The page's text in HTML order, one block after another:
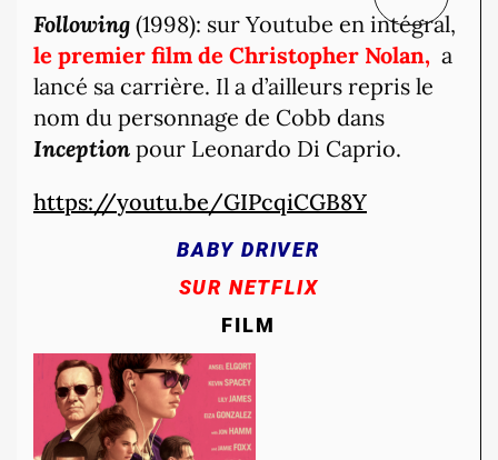
Following (1998): sur Youtube en intégral,
le premier film de Christopher Nolan, a
lancé sa carrière. Il a d’ailleurs repris le
nom du personnage de Cobb dans
Inception pour Leonardo Di Caprio.
https://youtu.be/GIPcqiCGB8Y
BABY DRIVER
SUR NETFLIX
FILM